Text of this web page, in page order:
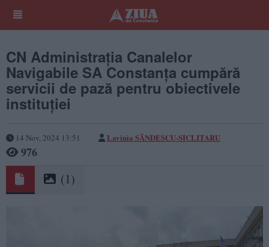
CN Administrația Canalelor
Navigabile SA Constanța cumpără
servicii de pază pentru obiectivele
instituției
14 Nov, 2024 13:51 Lavinia SĂNDESCU-SICLITARU
976
(1)